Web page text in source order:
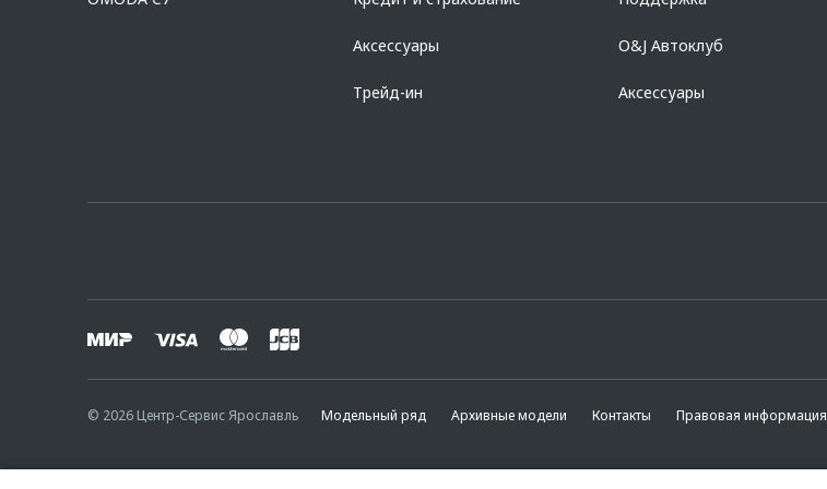
Аксессуары
Трейд-ин
O&J Автоклуб
Аксессуары
© 2026 Центр-Сервис Ярославль Модельный ряд Архивные модели Контакты Правовая информация